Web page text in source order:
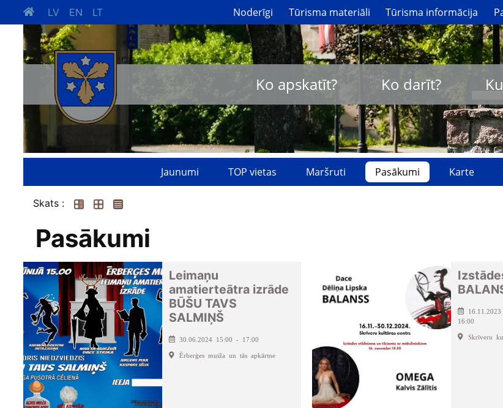
LV EN LT Noderīgi Tūrisma materiāli Tūrisma informācija
Ko apskatīt? Ko darīt?
Jaunumi TOP vietas Maršruti Pasākumi Karte
Skats :
Pasākumi
Leimaņu
amatierteātra izrāde
BŪŠU TAVS
SALMIŅŠ
30.06.2024 15:00 - 17:00
Ērberģes muiža un tās apkārtne
16:00
Skrīveru